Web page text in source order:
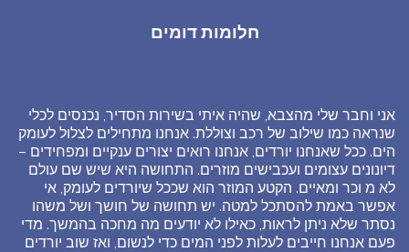
חלומות דומים
אני וחבר שלי מהצבא, שהיה איתי בשירות הסדיר, נכנסים לכלי
שנראה כמו שילוב של רכב וצוללת. אנחנו מתחילים לצלול לעומק
הים. ככל שאנחנו יורדים, אנחנו רואים יצורים ענקיים ומפחידים –
דיונונים עצומים ועכבישים מוזרים. התחושה היא שיש שם עולם
לא מ וכר ומאיים. הקטע המוזר הוא שככל שיורדים לעומק, אי
אפשר באמת להסתכל למטה. יש תחושה של חושך ושל משהו
נסתר שלא ניתן לראות, כאילו לא יודעים מה מחכה בהמשך. מדי
פעם אנחנו חייבים לעלות לפני המים כדי לנשום, ואז שוב יורדים